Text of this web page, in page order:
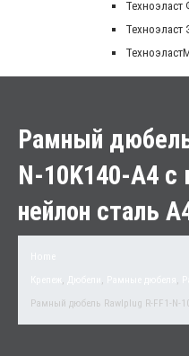
Техноэласт
Техноэласт
Рамный
N-10K140-A4 с
нейлон сталь
, , ,
Рамный дюбель Rawlplug R-FF1-N-